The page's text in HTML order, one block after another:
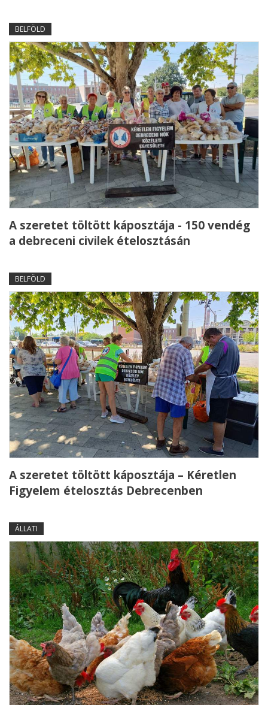
BELFÖLD
A szeretet töltött káposztája - 150 vendég
a debreceni civilek ételosztásán
BELFÖLD
A szeretet töltött káposztája – Kéretlen
Figyelem ételosztás Debrecenben
ÁLLATI